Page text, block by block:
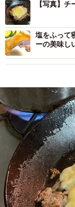
【写真】
塩をふって
ーの美味し